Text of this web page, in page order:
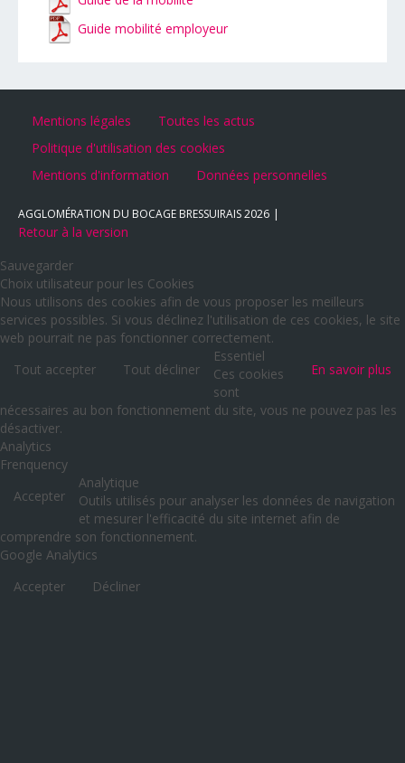
Guide mobilité employeur
Mentions légales
Toutes les actus
Politique d'utilisation des cookies
Mentions d'information
Données personnelles
AGGLOMÉRATION DU BOCAGE BRESSUIRAIS2026
Retour à la version
Sauvegarder
Choix utilisateur pour les Cookies
Nous utilisons des cookies afin de vous proposer les meilleurs
services possibles. Si vous déclinez l'utilisation de ces cookies, le site
web pourrait ne pas fonctionner correctement.
Tout accepter
Tout décliner En savoir plus
Essentiel
Ces cookies
sont
nécessaires au bon fonctionnement du site, vous ne pouvez pas les
désactiver.
Analytics
Frenquency
Accepter
Analytique
Outils utilisés pour analyser les données de navigation
et mesurer l'efficacité du site internet afin de
comprendre son fonctionnement.
Google Analytics
Accepter
Décliner